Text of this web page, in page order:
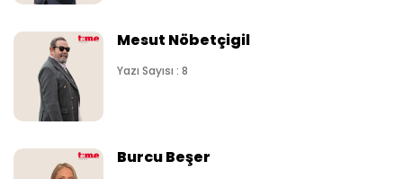
Mesut Nöbetçigil
Yazı Sayısı : 8
Burcu Beşer